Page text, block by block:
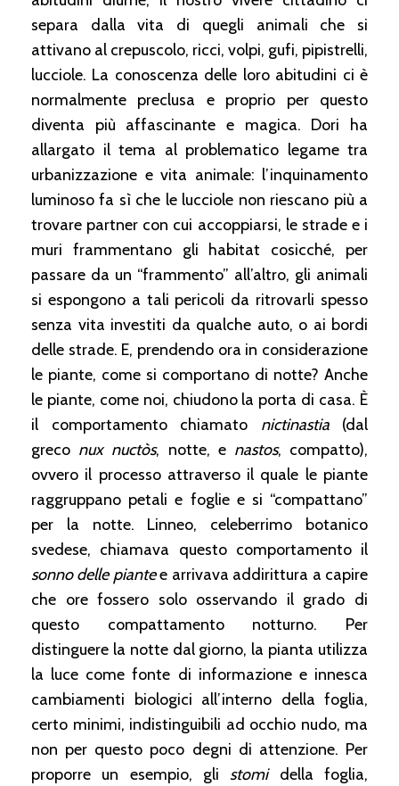
separa dalla vita di quegli animali che si
attivano al crepuscolo, ricci, volpi, gufi, pipistrelli,
lucciole. La conoscenza delle loro abitudini ci è
normalmente preclusa e proprio per questo
diventa più affascinante e magica. Dori ha
allargato il tema al problematico legame tra
urbanizzazione e vita animale: l’inquinamento
luminoso fa sì che le lucciole non riescano più a
trovare partner con cui accoppiarsi, le strade e i
muri frammentano gli habitat cosicché, per
passare da un “frammento” all’altro, gli animali
si espongono a tali pericoli da ritrovarli spesso
senza vita investiti da qualche auto, o ai bordi
delle strade. E, prendendo ora in considerazione
le piante, come si comportano di notte? Anche
le piante, come noi, chiudono la porta di casa. È
il comportamento chiamato nictinastia(dal
greco nux nuctòs, notte, e nastos, compatto),
ovvero il processo attraverso il quale le piante
raggruppano petali e foglie e si “compattano”
per la notte. Linneo, celeberrimo botanico
svedese, chiamava questo comportamento il
sonno delle piantee arrivava addirittura a capire
che ore fossero solo osservando il grado di
questo compattamento notturno. Per
distinguere la notte dal giorno, la pianta utilizza
la luce come fonte di informazione e innesca
cambiamenti biologici all’interno della foglia,
certo minimi, indistinguibili ad occhio nudo, ma
non per questo poco degni di attenzione. Per
proporre un esempio, glistomidella foglia,